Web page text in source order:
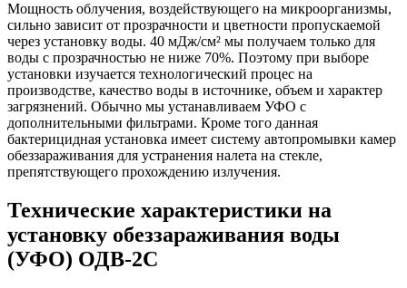
Мощность облучения, воздействующего на микроорганизмы,
сильно зависит от прозрачности и цветности пропускаемой
через установку воды. 40 мДж/cм² мы получаем только для
воды с прозрачностью не ниже 70%. Поэтому при выборе
установки изучается технологический процес на
производстве, качество воды в источнике, объем и характер
загрязнений. Обычно мы устанавливаем УФО с
дополнительными фильтрами. Кроме того данная
бактерицидная установка имеет систему автопромывки камер
обеззараживания для устранения налета на стекле,
препятствующего прохождению излучения.
Технические характеристики на
установку обеззараживания воды
(УФО) ОДВ-2С